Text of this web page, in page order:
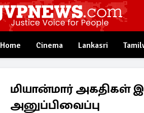
Home Cinema Lankasri
மியான்மார் அகதிகள்
அனுப்பிவைப்பு